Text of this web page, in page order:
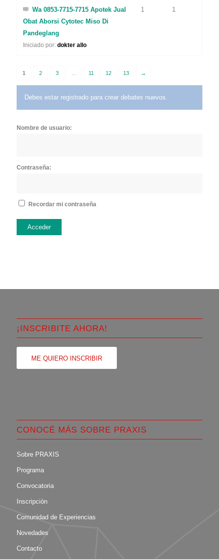
Wa 0853-7715-7715 Apotek Jual
Obat Aborsi Cytotec Miso Di
Pandeglang
Iniciado por: dokter allo
1 1
1 2 3 11 12 13 →
Debes estar registrado para crear debates nuevos.
Nombre de usuario:
Contraseña:
Recordar mi contraseña
Acceder
¡INSCRIBITE AHORA!
ME QUIERO INSCRIBIR
CONOCÉ MÁS SOBRE PRAXIS
Sobre PRAXIS
Programa
Convocatoria
Inscripción
Comunidad de Experiencias
Novedades
Contacto